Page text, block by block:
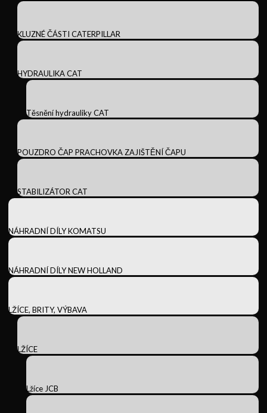
KLUZNÉ ČÁSTI CATERPILLAR
HYDRAULIKA CAT
Těsnění hydrauliky CAT
POUZDRO ČAP PRACHOVKA ZAJIŠTĚNÍ ČAPU
STABILIZÁTOR CAT
NÁHRADNÍ DÍLY KOMATSU
NÁHRADNÍ DÍLY NEW HOLLAND
LŽÍCE, BRITY, VÝBAVA
LŽÍCE
Lžíce JCB